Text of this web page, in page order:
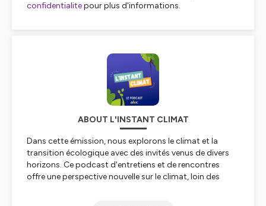
confidentialitepour plus d'informations.
ABOUT L'INSTANT CLIMAT
Dans cette émission, nous explorons le climat et la
transition écologique avec des invités venus de divers
horizons. Ce podcast d'entretiens et de rencontres
offre une perspective nouvelle sur le climat, loin des